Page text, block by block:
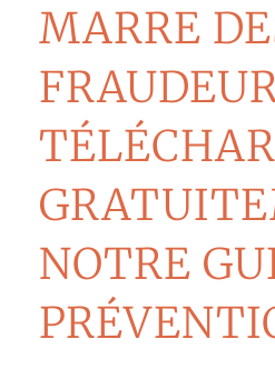
MARRE
NOTRE